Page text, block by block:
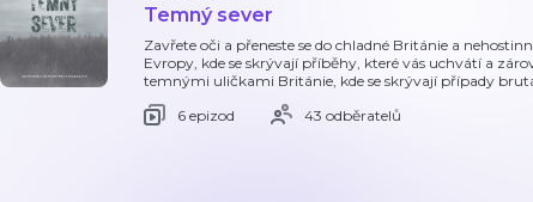
Temný sever
Zavřete oči a přeneste se do chladné Británie a
Evropy, kde se skrývají příběhy, které vás uchvátí a
temnými uličkami Británie, kde se skrývají případy
6 epizod
43 odběratelů